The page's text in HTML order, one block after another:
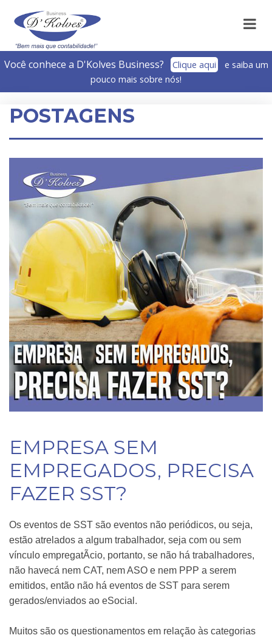
Você conhece a D'Kolves Business?­ Clique aqui
e saiba um
pouco mais sobre nós!
POSTAGENS
EMPRESA SEM
EMPREGADOS, PRECISA
FAZER SST?
Os eventos de SST são eventos não periódicos, ou seja,
estão atrelados a algum trabalhador, seja com ou sem
vínculo empregatÃ­cio, portanto, se não há trabalhadores,
não havecá nem CAT, nem ASO e nem PPP a serem
emitidos, então não há eventos de SST para serem
gerados/enviados ao eSocial.
Muitos são os questionamentos em relação às categorias